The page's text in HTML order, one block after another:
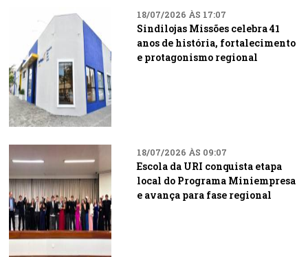
18/07/2026 ÀS 17:07
Sindilojas Missões celebra 41
anos de história, fortalecimento
e protagonismo regional
18/07/2026 ÀS 09:07
Escola da URI conquista etapa
local do Programa Miniempresa
e avança para fase regional